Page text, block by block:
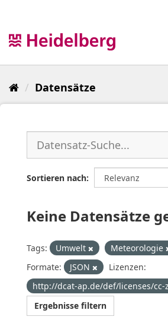
Datensätze
Sortieren nach
Keine Datensätze
Tags: Umwelt Meteorologie
Formate:
JSON
Lizenzen:
http://dcat-ap.de/def/licenses/cc-
Ergebnisse filtern